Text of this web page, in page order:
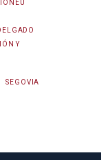
Y
SEGOVIA